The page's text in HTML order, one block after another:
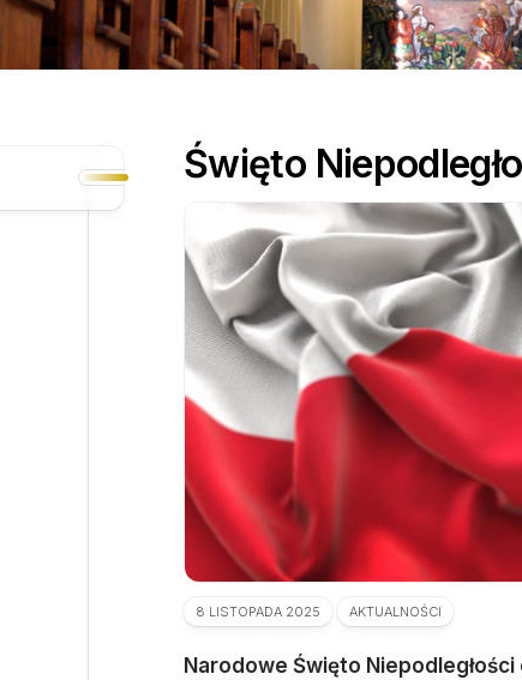
Grupy
parafialne
Święto
8 LISTOPADA 2025 AKTUALNOŚCI
Narodowe Święto Niepodległości